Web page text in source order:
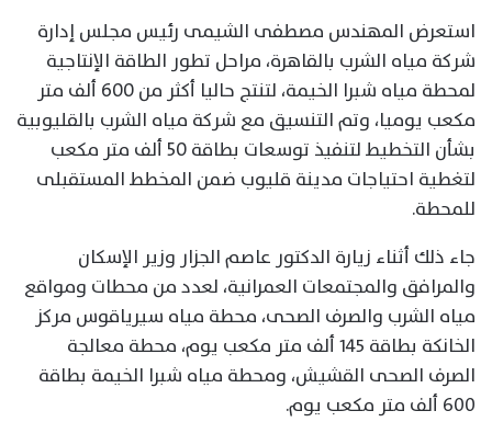
استعرض المهندس مصطفى الشيمى رئيس مجلس إدارة
شركة مياه الشرب بالقاهرة، مراحل تطور الطاقة الإنتاجية
لمحطة مياه شبرا الخيمة، لتنتج حاليا أكثر من 600 ألف متر
مكعب يوميا، وتم التنسيق مع شركة مياه الشرب بالقليوبية
بشأن التخطيط لتنفيذ توسعات بطاقة 50 ألف متر مكعب
لتغطية احتياجات مدينة قليوب ضمن المخطط المستقبلى
للمحطة.
جاء ذلك أثناء زيارة الدكتور عاصم الجزار وزير الإسكان
والمرافق والمجتمعات العمرانية، لعدد من محطات ومواقع
مياه الشرب والصرف الصحى، محطة مياه سيرياقوس مركز
الخانكة بطاقة ١٤٥ ألف متر مكعب يوم، محطة معالجة
الصرف الصحى القشيش، ومحطة مياه شبرا الخيمة بطاقة
٦٠٠ ألف متر مكعب يوم.